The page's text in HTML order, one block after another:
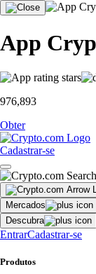
App
976,893
Obter
Cadastrar-se
Mercados
Descubra
EntrarCadastrar-se
Produtos